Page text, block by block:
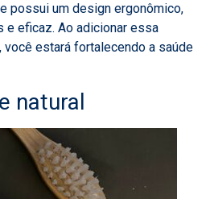
possui um design ergonômico,
e eficaz. Ao adicionar essa
você estará fortalecendo a saúde
natural